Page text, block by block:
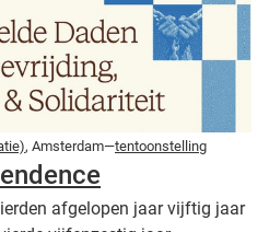
, Amsterdam—tentoonstelling
afgelopen jaar vijftig jaar